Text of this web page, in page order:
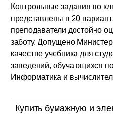
Контрольные задания по
представлены в 20
преподаватели достойно
заботу. Допущено
качестве учебника для
заведений, обучающихся
Информатика и
Купить бумажную и